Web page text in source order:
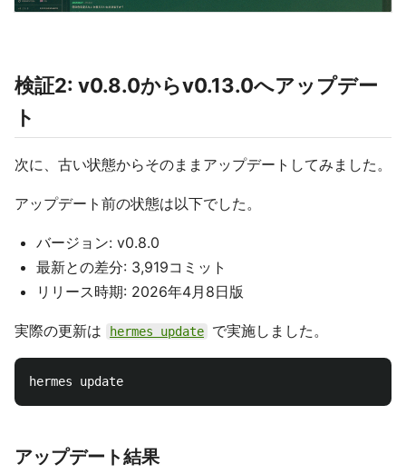
検証2: v0.8.0からv0.13.0へアップデー
ト
次に、古い状態からそのままアップデートしてみました。
アップデート前の状態は以下でした。
バージョン: v0.8.0
最新との差分: 3,919コミット
リリース時期: 2026年4月8日版
実際の更新は hermes update で実施しました。
アップデート結果